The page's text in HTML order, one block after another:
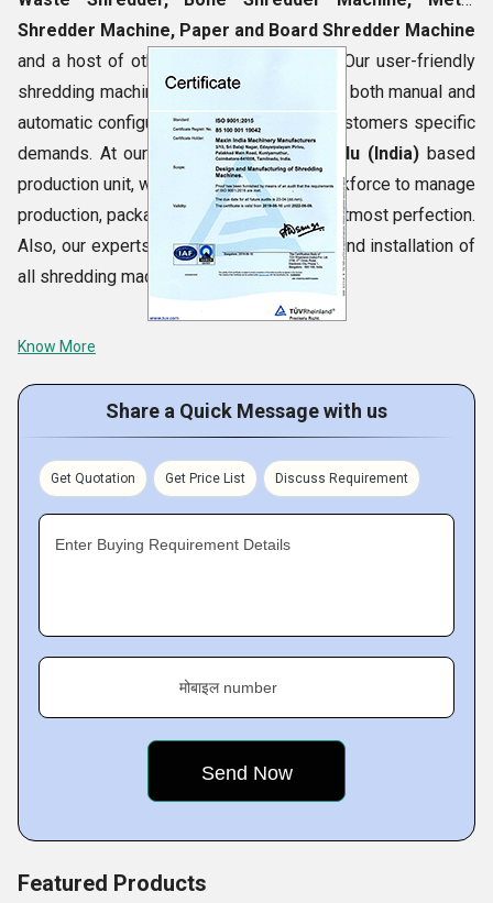
Shredder Machine, Paper and Board Shredder Machine
and a host of other shredding machines. Our user-friendly
shredding machines series is designed in both manual and
automatic configurations as well as per customers specific
demands. At our
Coimbatore, Tamil Nadu (India) based
production unit, we have highly skilled workforce to manage
production, packaging and other tasks to utmost perfection.
Also, our experts render prompt delivery and installation of
all shredding machines.
Basic Information of Maxin India Machinery
Know More
Share a Quick Message with us
Get Quotation Get Price List Discuss Requirement
Enter Buying Requirement Details
मोबाइल number
Featured Products